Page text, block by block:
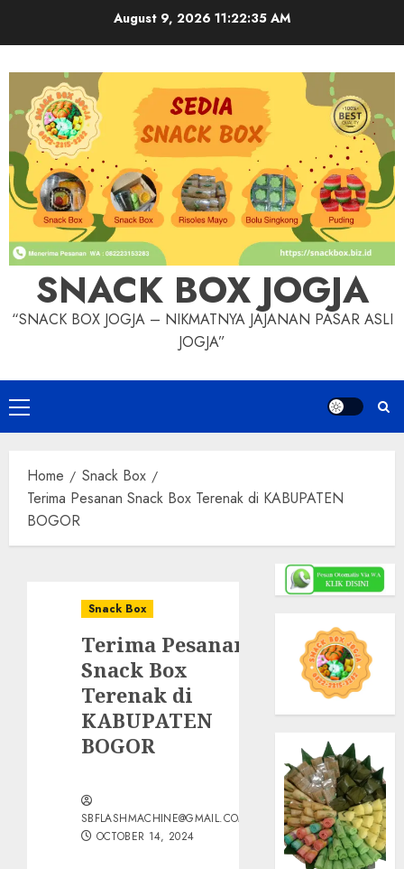
August 9, 2026 11:22:36 AM
SNACK BOX JOGJA
“SNACK BOX JOGJA – NIKMATNYA JAJANAN PASAR ASLI
JOGJA”
Primary
Menu
Home
Snack Box
Terima Pesanan Snack Box Terenak di KABUPATEN
BOGOR
Snack Box
Terima Pesanan
Snack Box
Terenak di
KABUPATEN
BOGOR
SBFLASHMACHINE@GMAIL.COM
OCTOBER 14, 2024